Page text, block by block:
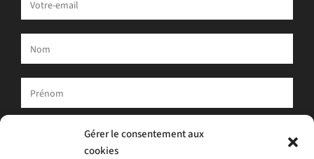
Gérer le consentement aux
cookies
Votre adresse e-mail est uniquement utilisée pour vous envoyer
notre newsletter et des informations sur les activités d'ATLAS.